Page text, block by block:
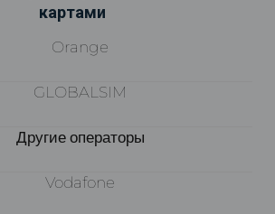
картами
Orange
GLOBALSIM
Другие операторы
Vodafone